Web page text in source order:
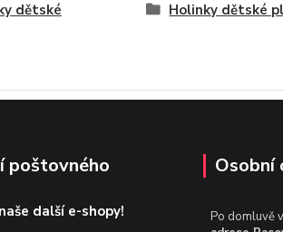
dětské Holinky dětské
poštovného
další e-shopy!
Osobní
Po domluvě